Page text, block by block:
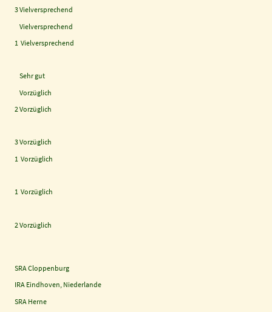
3 Vielversprechend
Vielversprechend
1 Vielversprechend
Sehr gut
Vorzüglich
2 Vorzüglich
3 Vorzüglich
1 Vorzüglich
1 Vorzüglich
2 Vorzüglich
SRA Cloppenburg
IRA Eindhoven, Niederlande
SRA Herne